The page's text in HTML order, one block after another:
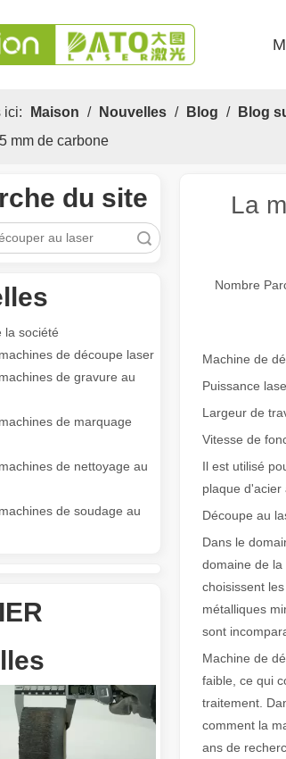
ici: Maison / Nouvelles / Blog / Blog
mm de carbone
du site
recherche
la société
de découpe laser
de gravure au
de marquage
de nettoyage au
de soudage au
La
Nombre
Machine de
Puissance
Largeur de
Vitesse de
Il est utilisé
plaque d'acier
Découpe au
Dans le
domaine de
choisissent
métalliques
sont
Machine de
faible, ce qui
traitement.
comment la
ans de